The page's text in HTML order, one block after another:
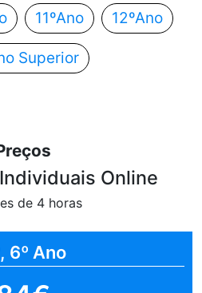
11ºAno 12ºAno
Superior
Online
de 4 horas
6º Ano